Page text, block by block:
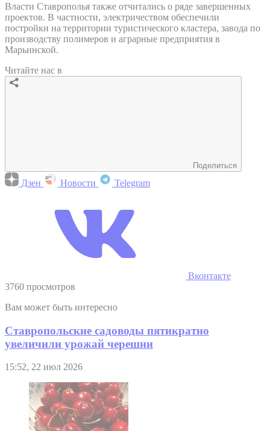
Власти Ставрополья также отчитались о ряде завершенных
проектов. В частности, электричеством обеспечили
постройки на территории туристического кластера, завода по
производству полимеров и аграрные предприятия в
Марьинской.
Читайте нас в
Поделиться
Дзен Новости Telegram
Вконтакте
3760 просмотров
Вам может быть интересно
Ставропольские садоводы пятикратно
увеличили урожай черешни
15:52, 22 июл 2026